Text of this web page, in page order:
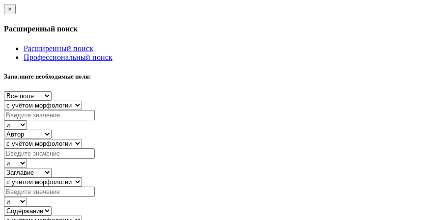
×
Расширенный поиск
Расширенный поиск
Профессиональный поиск
Заполните необходимые поля: